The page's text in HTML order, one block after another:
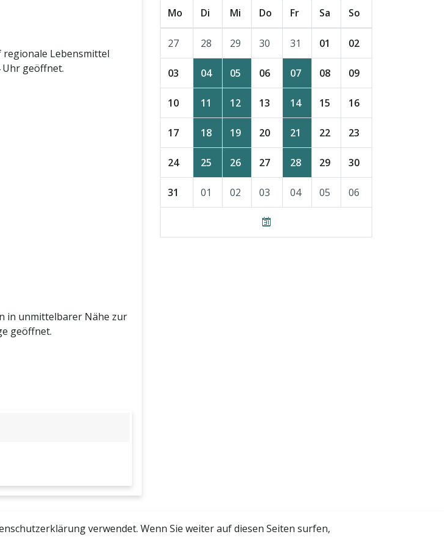
verwendet. Wenn Sie weiter auf diesen Seiten surfen,
regionale Lebensmittel
geöffnet.
in unmittelbarer Nähe zur
geöffnet.
Mo Di Mi Do Fr Sa So
27 28 29 30 31 01 02
03 04 05 06 07 08 09
10 11 12 13 14 15 16
17 18 19 20 21 22 23
24 25 26 27 28 29 30
31 01 02 03 04 05 06